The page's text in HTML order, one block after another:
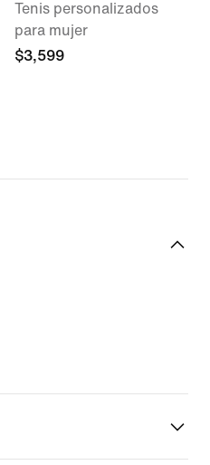
Tenis personalizados
para mujer
$3,599